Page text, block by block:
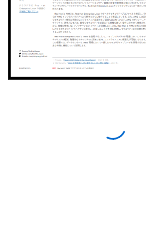
Red Hat アカウントで